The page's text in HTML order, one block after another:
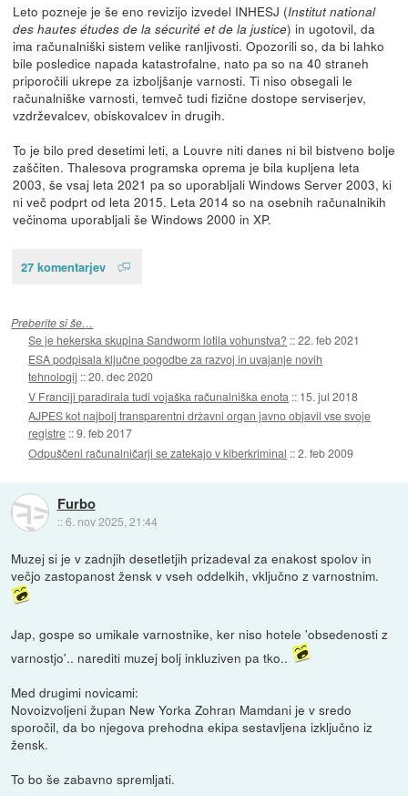
Leto pozneje je še eno revizijo izvedel INHESJ (Institut national
des hautes études de la sécurité et de la justice) in ugotovil, da
ima računalniški sistem velike ranljivosti. Opozorili so, da bi lahko
bile posledice napada katastrofalne, nato pa so na 40 straneh
priporočili ukrepe za izboljšanje varnosti. Ti niso obsegali le
računalniške varnosti, temveč tudi fizične dostope serviserjev,
vzdrževalcev, obiskovalcev in drugih.
To je bilo pred desetimi leti, a Louvre niti danes ni bil bistveno bolje
zaščiten. Thalesova programska oprema je bila kupljena leta
2003, še vsaj leta 2021 pa so uporabljali Windows Server 2003, ki
ni več podprt od leta 2015. Leta 2014 so na osebnih računalnikih
večinoma uporabljali še Windows 2000 in XP.
27 komentarjev
Preberite si še…
Se je hekerska skupina Sandworm lotila vohunstva? ::22. feb 2021
ESA podpisala ključne pogodbe za razvoj in uvajanje novih
tehnologij ::20. dec 2020
V Franciji paradirala tudi vojaška računalniška enota :: 15. jul 2018
AJPES kot najbolj transparentni državni organ javno objavil vse svoje
registre ::9. feb 2017
Odpuščeni računalničarji se zatekajo v kiberkriminal ::2. feb 2009
Furbo
::6. nov 2025, 21:44
Muzej si je v zadnjih desetletjih prizadeval za enakost spolov in
večjo zastopanost žensk v vseh oddelkih, vključno z varnostnim.
Jap, gospe so umikale varnostnike, ker niso hotele 'obsedenosti z
varnostjo'.. narediti muzej bolj inkluziven pa tko..
Med drugimi novicami:
Novoizvoljeni župan New Yorka Zohran Mamdani je v sredo
sporočil, da bo njegova prehodna ekipa sestavljena izključno iz
žensk.
To bo še zabavno spremljati.